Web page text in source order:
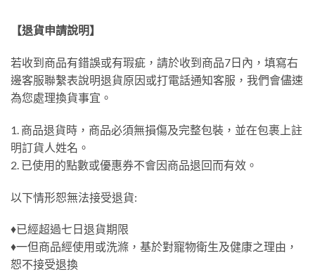
【退貨申請說明】
若收到商品有錯誤或有瑕疵，請於收到商品7日內，填寫右
邊客服聯繫表說明退貨原因或打電話通知客服，我們會儘速
為您處理換貨事宜。
1. 商品退貨時，商品必須無損傷及完整包裝，並在包裹上註
明訂貨人姓名。
2. 已使用的點數或優惠券不會因商品退回而有效。
以下情形恕無法接受退貨:
♦已經超過七日退貨期限
♦一但商品經使用或洗滌，基於對寵物衛生及健康之理由，
恕不接受退換